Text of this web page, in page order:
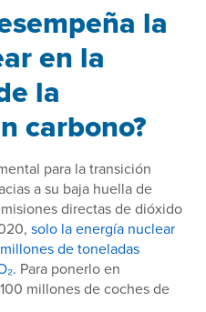
la
en la
la
carbono?
para la transición
a su baja huella de
directas de dióxido
solo la energía nuclear
de toneladas
Para ponerlo en
millones de coches de